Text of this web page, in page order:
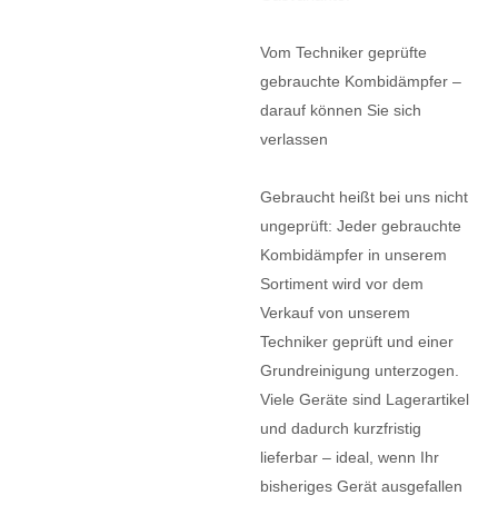
Vom Techniker geprüfte
gebrauchte Kombidämpfer –
darauf können Sie sich
verlassen
Gebraucht heißt bei uns nicht
ungeprüft: Jeder gebrauchte
Kombidämpfer in unserem
Sortiment wird vor dem
Verkauf von unserem
Techniker geprüft und einer
Grundreinigung unterzogen.
Viele Geräte sind Lagerartikel
und dadurch kurzfristig
lieferbar – ideal, wenn Ihr
bisheriges Gerät ausgefallen